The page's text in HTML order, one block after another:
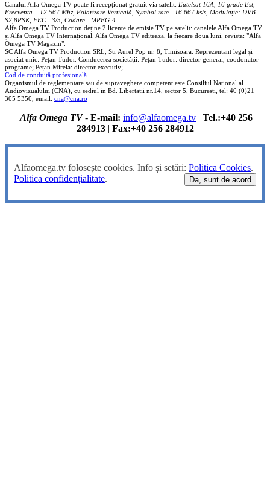
Canalul Alfa Omega TV poate fi recepționat gratuit via satelit: Eutelsat 16A, 16 grade Est,
Frecventa – 12.567 Mhz, Polarizare Verticală, Symbol rate - 16.667 ks/s, Modulație: DVB-
S2,8PSK, FEC - 3/5, Codare - MPEG-4
Alfa Omega TV Production deține 2 licențe de emisie TV pe satelit: canalele Alfa Omega TV
și Alfa Omega TV Internațional. Alfa Omega TV editeaza, la fiecare doua luni, revista: "Alfa
Omega TV Magazin".
SC Alfa Omega TV Production SRL, Str Aurel Pop nr. 8, Timisoara. Reprezentant legal și
asociat unic: Pețan Tudor. Conducerea societății: Pețan Tudor: director general, coodonator
programe; Pețan Mirela: director executiv;
Cod de conduită profesională
Organismul de reglementare sau de supraveghere competent este Consiliul National al
Audiovizualului (CNA), cu sediul in Bd. Libertatii nr.14, sector 5, Bucuresti, tel: 40 (0)21
305 5350, email: cna@cna.ro
Alfa Omega TV- E-mail: info@alfaomega.tv | Tel.:+40 256
284913| Fax:+40 256 284912
Alfaomega.tv folosește cookies. Info și setări: Politica Cookies.
Politica confidențialitate. Da, sunt de acord